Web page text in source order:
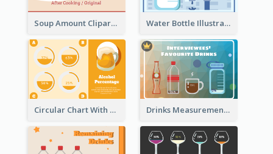
Soup Amount Clipart Water Bottle Illustration
Circular Chart With Comparison Drinks Measurement Illustration